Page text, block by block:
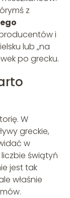
z
i
lub „na
po grecku.
W
greckie,
w
świątyń
jest tak
właśnie